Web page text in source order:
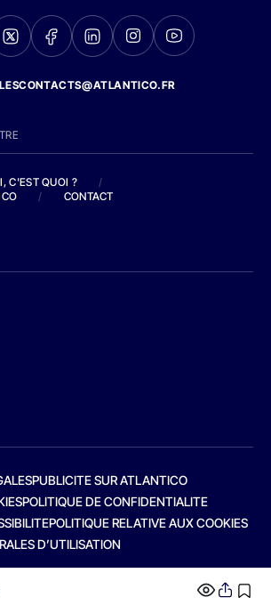
C'EST QUOI ?
/
/ CONTACT
PUBLICITE SUR ATLANTICO
POLITIQUE DE CONFIDENTIALITE
POLITIQUE RELATIVE AUX COOKIES
D’UTILISATION